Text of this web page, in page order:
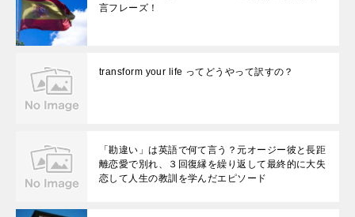
言フレーズ！
transform your life ってどうやって訳すの？
「勘違い」は英語で何て言う？元オージー彼と長距
離恋愛で別れ、３回復縁を繰り返して最終的に大失
恋して人生の教訓を学んだエピソード